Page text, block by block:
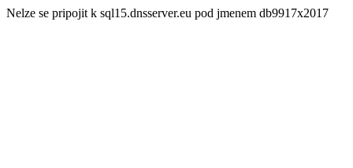
Nelze se pripojit k sql15.dnsserver.eu pod jmenem db9917x2017